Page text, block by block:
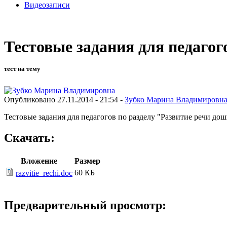
Видеозаписи
Тестовые задания для
тест на тему
Опубликовано 27.11.2014 - 21:54 - Зубко Марина Владимировна
Тестовые задания для педагогов по разделу "Развитие речи
Скачать:
Вложение
Размер
razvitie_rechi.doc 60 КБ
Предварительный просмотр: